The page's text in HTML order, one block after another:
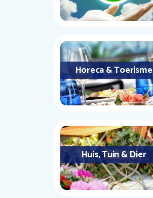
Horeca & Toerisme
Huis, Tuin & Dier